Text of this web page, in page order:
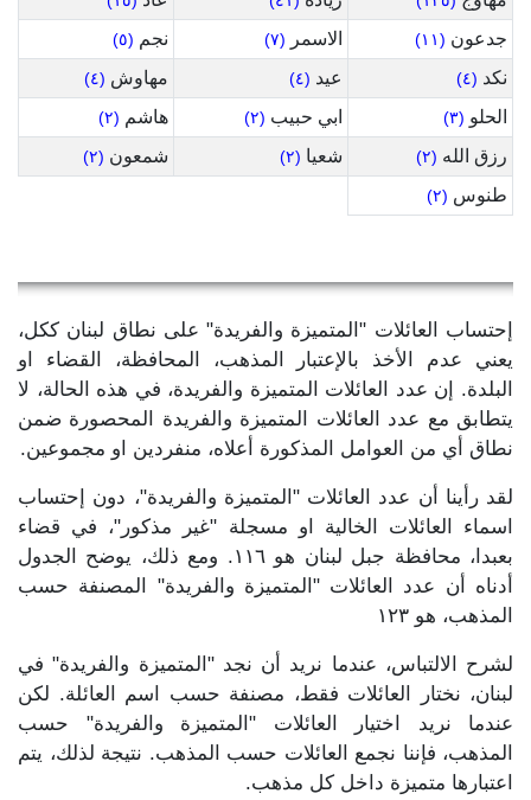
جدعون (١١) الاسمر (٧) نجم (٥)
نكد (٤) عيد (٤) مهاوش (٤)
الحلو (٣) ابي حبيب (٢) هاشم (٢)
رزق الله (٢) شعيا (٢) شمعون (٢)
طنوس (٢)
إحتساب العائلات "المتميزة والفريدة" على نطاق لبنان ككل،
يعني عدم الأخذ بالإعتبار المذهب، المحافظة، القضاء او
البلدة. إن عدد العائلات المتميزة والفريدة، في هذه الحالة، لا
يتطابق مع عدد العائلات المتميزة والفريدة المحصورة ضمن
نطاق أي من العوامل المذكورة أعلاه، منفردين او مجموعين.
لقد رأينا أن عدد العائلات "المتميزة والفريدة"، دون إحتساب
اسماء العائلات الخالية او مسجلة "غير مذكور"، في قضاء
بعبدا، محافظة جبل لبنان هو ١١٦. ومع ذلك، يوضح الجدول
أدناه أن عدد العائلات "المتميزة والفريدة" المصنفة حسب
المذهب، هو ١٢٣
لشرح الالتباس، عندما نريد أن نجد "المتميزة والفريدة" في
لبنان، نختار العائلات فقط، مصنفة حسب اسم العائلة. لكن
عندما نريد اختيار العائلات "المتميزة والفريدة" حسب
المذهب، فإننا نجمع العائلات حسب المذهب. نتيجة لذلك، يتم
اعتبارها متميزة داخل كل مذهب.